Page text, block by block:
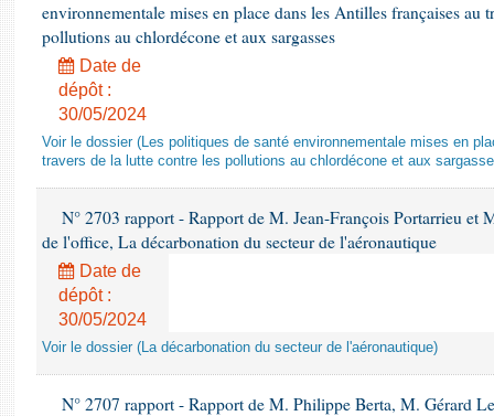
environnementale mises en place dans les Antilles françaises au
pollutions au chlordécone et aux sargasses
Date de
dépôt :
30/05/2024
Voir le dossier (Les politiques de santé environnementale mises en
travers de la lutte contre les pollutions au chlordécone et aux
N° 2703 rapport - Rapport de M. Jean-François Portarrieu et
de l'office, La décarbonation du secteur de l'aéronautique
Date de
dépôt :
30/05/2024
Voir le dossier (La décarbonation du secteur de l'aéronautique)
N° 2707 rapport - Rapport de M. Philippe Berta, M. Gérard